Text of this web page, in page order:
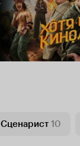
Сценарист 10